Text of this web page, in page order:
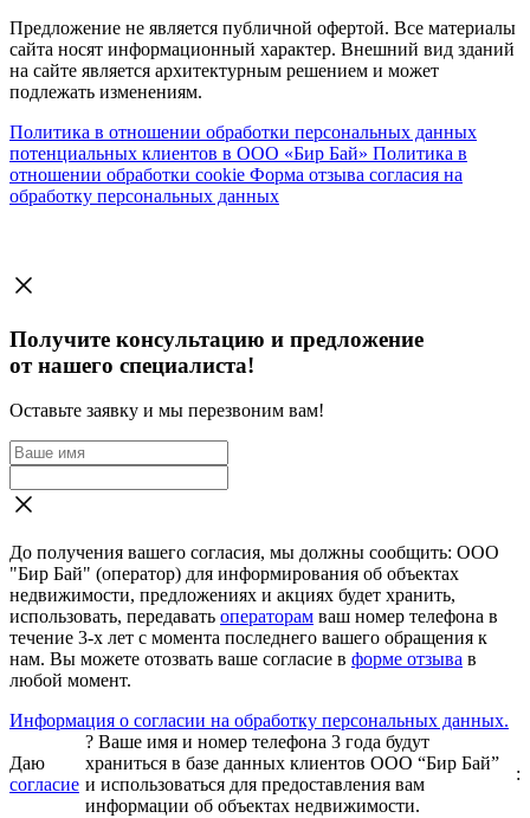
Предложение не является публичной офертой. Все материалы
сайта носят информационный характер. Внешний вид зданий
на сайте является архитектурным решением и может
подлежать изменениям.
Политика в отношении обработки персональных данных
потенциальных клиентов в ООО «Бир Бай» Политика в
отношении обработки cookie Форма отзыва согласия на
обработку персональных данных
Получите консультацию и предложение
от нашего специалиста!
Оставьте заявку и мы перезвоним вам!
До получения вашего согласия, мы должны сообщить: ООО
"Бир Бай" (оператор) для информирования об объектах
недвижимости, предложениях и акциях будет хранить,
использовать, передавать операторам ваш номер телефона в
течение 3-х лет с момента последнего вашего обращения к
нам. Вы можете отозвать ваше согласие в форме отзыва в
любой момент.
Информация о согласии на обработку персональных данных.
Даю
согласие
? Ваше имя и номер телефона 3 года будут
храниться в базе данных клиентов ООО “Бир Бай”
и использоваться для предоставления вам
информации об объектах недвижимости.
: